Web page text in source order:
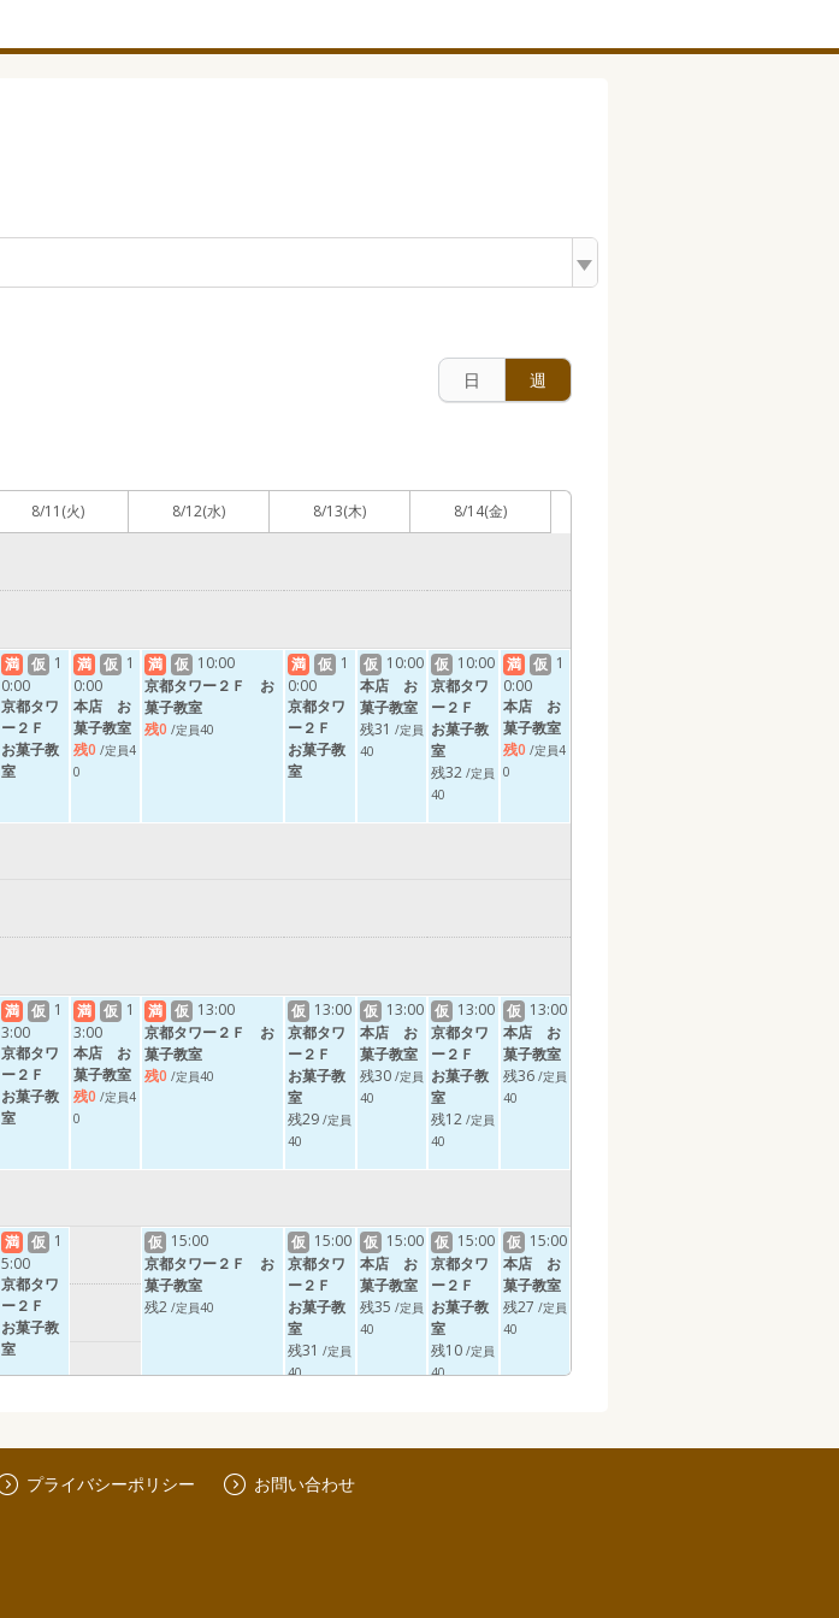
日
週
8/11 (火) 8/12(水) 8/13(木) 8/14(金)
満 仮 1
0:00
京都タワ
ー２Ｆ
お菓子教
室
満 仮 1
3:00
京都タワ
ー２Ｆ
お菓子教
室
満 仮 1
5:00
京都タワ
ー２Ｆ
お菓子教
室
仮
17:00
京都タワ
満 仮 1
0:00
本店 お
菓子教室
残0 /定員4
0
満 仮 1
3:00
本店 お
菓子教室
残0 /定員4
0
満 仮 10:00
京都タワー２Ｆ お
菓子教室
残0 /定員40
満 仮 13:00
京都タワー２Ｆ お
菓子教室
残0 /定員40
仮 15:00
京都タワー２Ｆ お
菓子教室
残2 /定員40
17:00
京都タワー２Ｆ お
満 仮 1
0:00
京都タワ
ー２Ｆ
お菓子教
室
仮 13:00
京都タワ
ー２Ｆ
お菓子教
室
残29 /定員
40
仮 15:00
京都タワ
ー２Ｆ
お菓子教
室
残31 /定員
40
京都タワ
仮 10:00
本店 お
菓子教室
残31 /定員
40
仮 13:00
本店 お
菓子教室
残30 /定員
40
仮 15:00
本店 お
菓子教室
残35 /定員
40
仮 10:00
京都タワ
ー２Ｆ
お菓子教
室
残32 /定員
40
仮 13:00
京都タワ
ー２Ｆ
お菓子教
室
残12 /定員
40
仮 15:00
京都タワ
ー２Ｆ
お菓子教
室
残10 /定員
40
満 仮 1
0:00
本店 お
菓子教室
残0 /定員4
0
仮 13:00
本店 お
菓子教室
残36 /定員
40
仮 15:00
本店 お
菓子教室
残27 /定員
40
プライバシーポリシー お問い合わせ